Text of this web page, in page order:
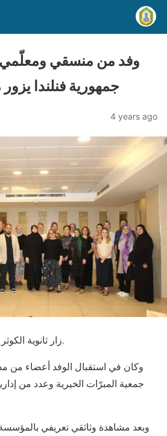
وفد من منسقي ومعلّمي
جمهورية فنلندا
4 years ago
زار ثانوية الكوثر التابعة لمدارس المبرّات.
وكان في استقبال الوفد أعضاء من
جمعية المبرّات الخيرية وعدد من
وبعد مشاهدة وثاثقي تعريفي